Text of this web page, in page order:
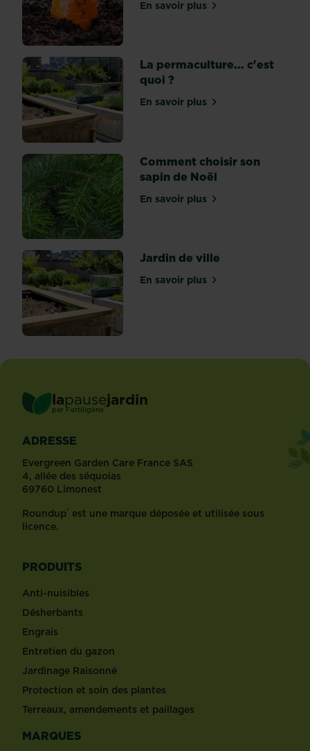
c’est
ça
?
L'hydroponie
...
c'est
quoi
?
L’
hydroponie,
c’est
de
culture
hors
sol...
En savoir plussur Culture des carottes :
La permaculture... c'est
quoi ?
En savoir plussur La permaculture...
Comment choisir son
sapin de Noël
En savoir plussur Comment choisir son
Jardin de ville
En savoir plussur Jardin de ville
lapausejardin
par Fertiligène ®
ADRESSE
Evergreen Garden Care France SAS
4, allée des séquoias
69760 Limonest
Roundup® est une marque déposée et utilisée sous
licence.
PRODUITS
Anti-nuisibles
Désherbants
Engrais
Entretien du gazon
Jardinage Raisonné
Protection et soin des plantes
Terreaux, amendements et paillages
MARQUES